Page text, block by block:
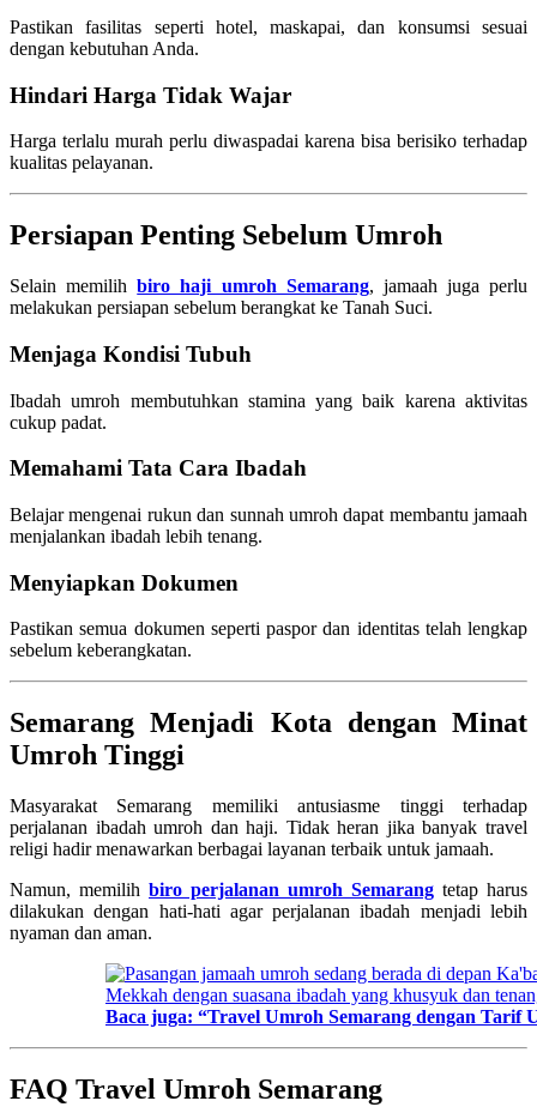
Pastikan fasilitas seperti hotel, maskapai, dan konsumsi sesuai
dengan kebutuhan Anda.
Hindari Harga Tidak Wajar
Harga terlalu murah perlu diwaspadai karena bisa berisiko terhadap
kualitas pelayanan.
Persiapan Penting Sebelum Umroh
Selain memilihbiro haji umroh Semarang, jamaah juga perlu
melakukan persiapan sebelum berangkat ke Tanah Suci.
Menjaga Kondisi Tubuh
Ibadah umroh membutuhkan stamina yang baik karena aktivitas
cukup padat.
Memahami Tata Cara Ibadah
Belajar mengenai rukun dan sunnah umroh dapat membantu jamaah
menjalankan ibadah lebih tenang.
Menyiapkan Dokumen
Pastikan semua dokumen seperti paspor dan identitas telah lengkap
sebelum keberangkatan.
Semarang Menjadi Kota dengan Minat
Umroh Tinggi
Masyarakat Semarang memiliki antusiasme tinggi terhadap
perjalanan ibadah umroh dan haji. Tidak heran jika banyak travel
religi hadir menawarkan berbagai layanan terbaik untuk jamaah.
Namun, memilih biro perjalanan umroh Semarang tetap harus
dilakukan dengan hati-hati agar perjalanan ibadah menjadi lebih
nyaman dan aman.
Baca juga: “Travel Umroh Semarang dengan Tarif
FAQ Travel Umroh Semarang